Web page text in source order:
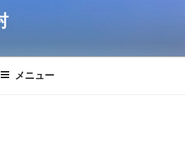
メニュー